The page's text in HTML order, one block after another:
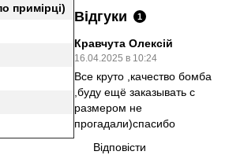
примірці)
Відгуки 1
Кравчута Олексій
16.04.2025 в 10:24
Все круто ,качество бомба
,буду ещё заказывать с
размером не
прогадали)спасибо
Відповісти